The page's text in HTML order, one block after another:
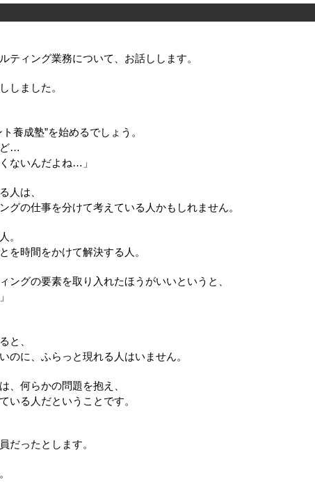
ティング業務について、お話しします。
しました。
養成塾”を始めるでしょう。
…
ないんだよね…」
人は、
グの仕事を分けて考えている人かもしれません。
。
を時間をかけて解決する人。
ングの要素を取り入れたほうがいいというと、
と、
のに、ふらっと現れる人はいません。
、何らかの問題を抱え、
いる人だということです。
だったとします。